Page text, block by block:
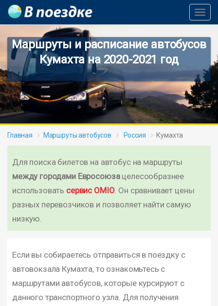
Маршруты и расписание автобусов
Кумахта на 2020-2021 год
Главная Маршруты автобусов Россия Кумахта
Для поиска билетов на автобус на маршруты
между городами Евросоюзацелесообразнее
использовать сервис OMIO. Он сравнивает цены
разных перевозчиков и позволяет найти самую
низкую.
Если вы собираетесь отправиться в поездку с
автовокзала Кумахта, то ознакомьтесь с
маршрутами автобусов, которые курсируют с
данного транспортного узла. Для получения